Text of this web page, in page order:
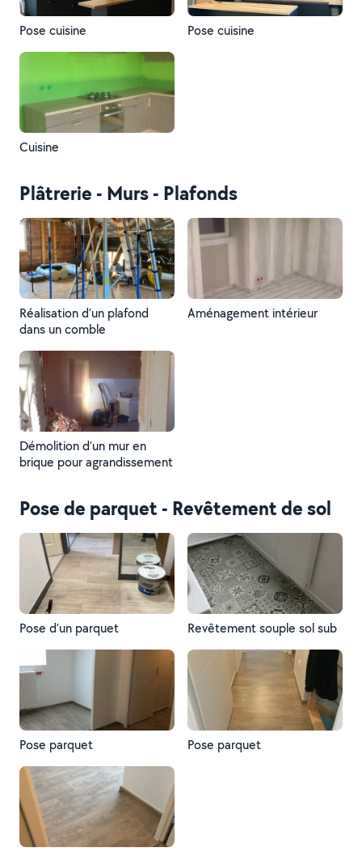
Pose cuisine Pose cuisine
Cuisine
Plâtrerie - Murs - Plafonds
Réalisation d’un plafond
dans un comble
Aménagement intérieur
Démolition d’un mur en
brique pour agrandissement
Pose de parquet - Revêtement de sol
Pose d’un parquet Revêtement souple sol sub
Pose parquet Pose parquet